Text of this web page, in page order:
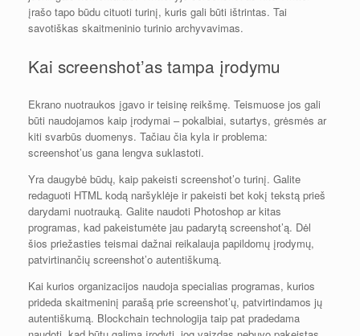
įrašo tapo būdu cituoti turinį, kuris gali būti ištrintas. Tai
savotiškas skaitmeninio turinio archyvavimas.
Kai screenshot’as tampa įrodymu
Ekrano nuotraukos įgavo ir teisinę reikšmę. Teismuose jos gali
būti naudojamos kaip įrodymai – pokalbiai, sutartys, grėsmės ar
kiti svarbūs duomenys. Tačiau čia kyla ir problema:
screenshot’us gana lengva suklastoti.
Yra daugybė būdų, kaip pakeisti screenshot’o turinį. Galite
redaguoti HTML kodą naršyklėje ir pakeisti bet kokį tekstą prieš
darydami nuotrauką. Galite naudoti Photoshop ar kitas
programas, kad pakeistumėte jau padarytą screenshot’ą. Dėl
šios priežasties teismai dažnai reikalauja papildomų įrodymų,
patvirtinančių screenshot’o autentiškumą.
Kai kurios organizacijos naudoja specialias programas, kurios
prideda skaitmeninį parašą prie screenshot’ų, patvirtindamos jų
autentiškumą. Blockchain technologija taip pat pradedama